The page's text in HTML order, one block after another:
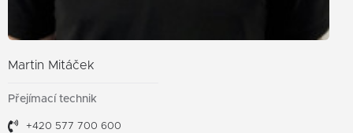
Martin Mitáček
Přejímací technik
+420 577 700 600